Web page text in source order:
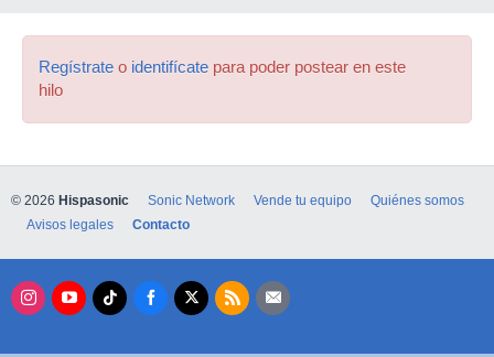
Regístrate o identifícate para poder postear en este
hilo
© 2026 Hispasonic Sonic Network Vende tu equipo
Quiénes somos
Avisos legales
Contacto